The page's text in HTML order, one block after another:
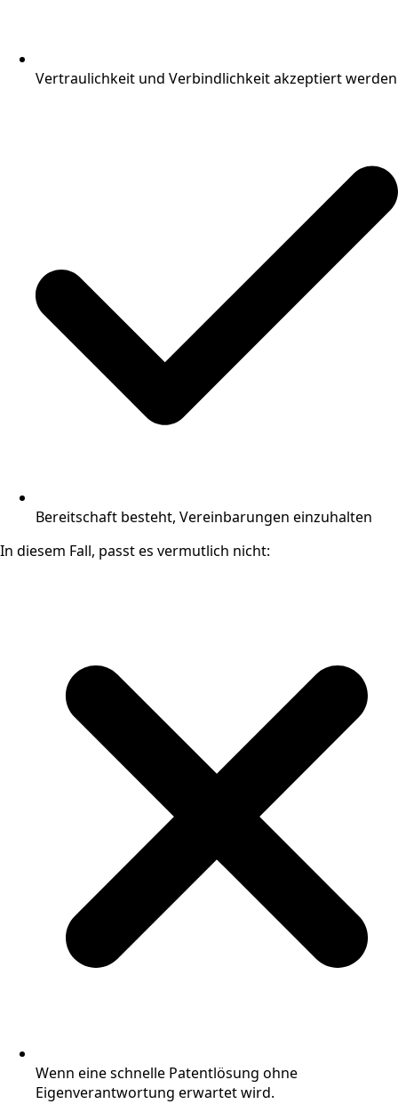
Vertraulichkeit und Verbindlichkeit akzeptiert werden
Bereitschaft besteht, Vereinbarungen einzuhalten
In diesem Fall, passt es vermutlich nicht:
Wenn eine schnelle Patentlösung ohne
Eigenverantwortung erwartet wird.